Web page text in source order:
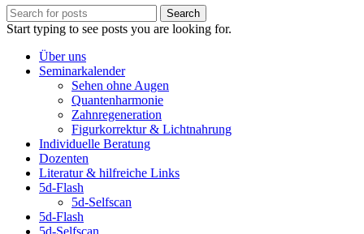
Search
Start typing to see posts you are looking for.
Über uns
Seminarkalender
Sehen ohne Augen
Quantenharmonie
Zahnregeneration
Figurkorrektur & Lichtnahrung
Individuelle Beratung
Dozenten
Literatur & hilfreiche Links
5d-Flash
5d-Selfscan
5d-Flash
5d-Selfscan